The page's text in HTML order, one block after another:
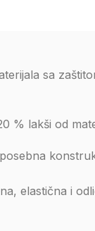
sa
% lakši od
elastična i